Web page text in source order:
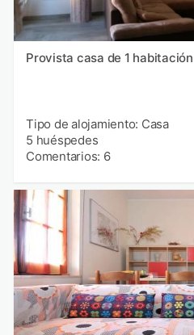
Provista casa de 1 habitación
Tipo de alojamiento: Casa
5 huéspedes
Comentarios: 6